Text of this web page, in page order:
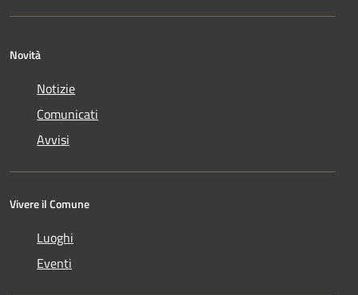
Novità
Notizie
Comunicati
Avvisi
Vivere il Comune
Luoghi
Eventi